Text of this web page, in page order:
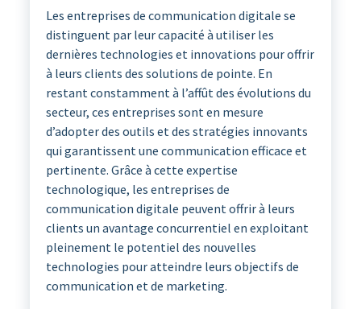
Les entreprises de communication digitale se
distinguent par leur capacité à utiliser les
dernières technologies et innovations pour offrir
à leurs clients des solutions de pointe. En
restant constamment à l’affût des évolutions du
secteur, ces entreprises sont en mesure
d’adopter des outils et des stratégies innovants
qui garantissent une communication efficace et
pertinente. Grâce à cette expertise
technologique, les entreprises de
communication digitale peuvent offrir à leurs
clients un avantage concurrentiel en exploitant
pleinement le potentiel des nouvelles
technologies pour atteindre leurs objectifs de
communication et de marketing.